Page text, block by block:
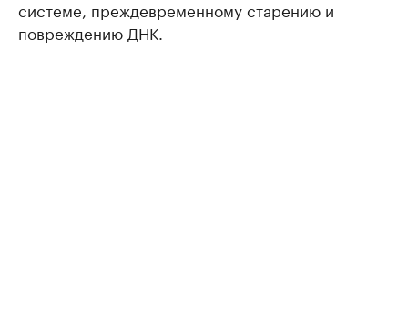
системе, преждевременному старению и
повреждению ДНК.